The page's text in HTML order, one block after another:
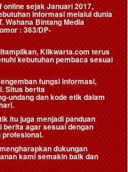
sejak Januari 2017,
informasi melalui dunia
Wahana Bintang Media
: 363/DP-
Klikwarta.com terus
kebutuhan pembaca sesuai
fungsi informasi,
Situs berita
undang dan kode etik dalam
itu juga menjadi panduan
agar sesuai dengan
profesional.
dukungan
kami semakin baik dan